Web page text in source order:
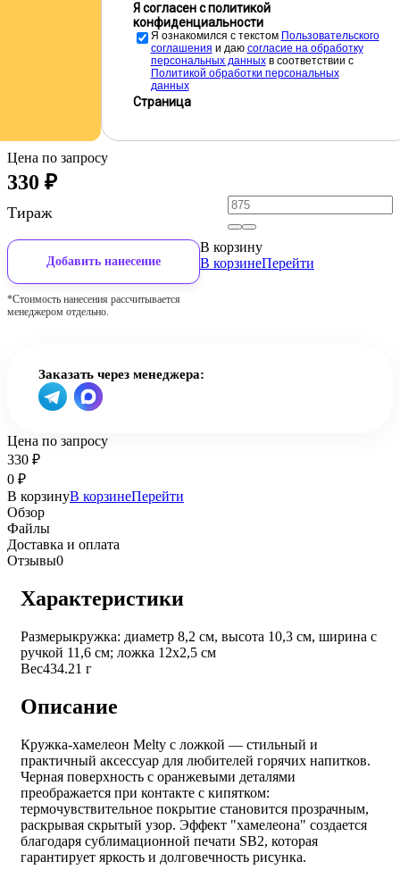
Я согласен с политикой
конфиденциальности
Я ознакомился с текстом Пользовательского
соглашения и даю cогласие на обработку
персональных данныхв соответствии с
Политикой обработки персональных
данных
Страница
Цена по запросу
330 ₽
Тираж
Добавить нанесение
*Стоимость нанесения рассчитывается
менеджером отдельно.
В корзину
В корзинеПерейти
Заказать через менеджера:
Цена по запросу
330 ₽
0 ₽
В корзинуВ корзинеПерейти
Обзор
Файлы
Доставка и оплата
Отзывы0
Характеристики
Размерыкружка: диаметр 8,2 см, высота 10,3 см, ширина с
ручкой 11,6 см; ложка 12х2,5 см
Вес434.21 г
Описание
Кружка-хамелеон Melty с ложкой — стильный и
практичный аксессуар для любителей горячих напитков.
Черная поверхность с оранжевыми деталями
преображается при контакте с кипятком:
термочувствительное покрытие становится прозрачным,
раскрывая скрытый узор. Эффект "хамелеона" создается
благодаря сублимационной печати SB2, которая
гарантирует яркость и долговечность рисунка.